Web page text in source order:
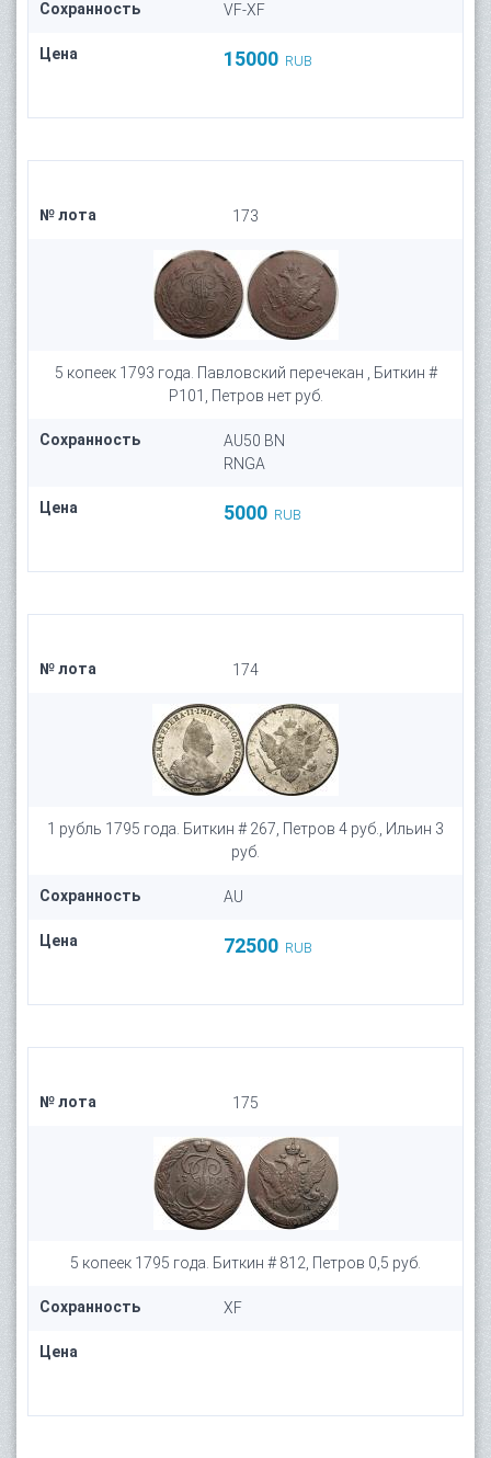
Сохранность VF-XF
Цена 15000 RUB
№ лота 173
5 копеек 1793 года. Павловский перечекан , Биткин #
P101, Петров нет руб.
Сохранность
AU50 BN
RNGA
Цена 5000 RUB
№ лота 174
1 рубль 1795 года. Биткин # 267, Петров 4 руб., Ильин 3
руб.
Сохранность AU
Цена 72500 RUB
№ лота 175
5 копеек 1795 года. Биткин # 812, Петров 0,5 руб.
Сохранность XF
Цена